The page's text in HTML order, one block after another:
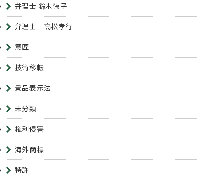
弁理士 鈴木徳子
弁理士 高松孝行
意匠
技術移転
景品表示法
未分類
権利侵害
海外商標
特許